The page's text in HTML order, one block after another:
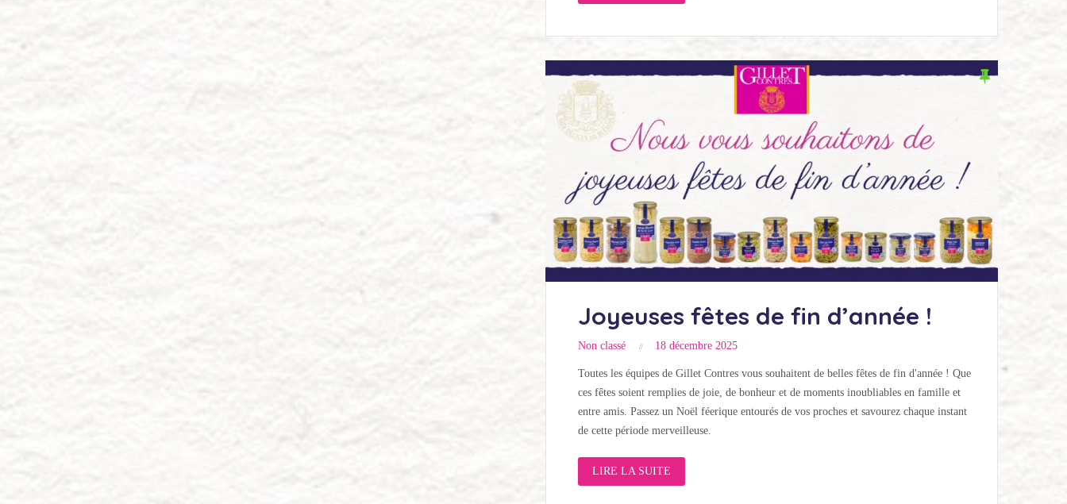
Joyeuses fêtes de fin d’année !
Non classé 18 décembre 2025
Toutes les équipes de Gillet Contres vous souhaitent de belles fêtes de fin d'année ! Que
ces fêtes soient remplies de joie, de bonheur et de moments inoubliables en famille et
entre amis. Passez un Noël féerique entourés de vos proches et savourez chaque instant
de cette période merveilleuse.
LIRE LA SUITE